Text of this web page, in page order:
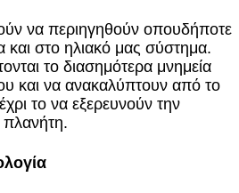
να περιηγηθούν οπουδήποτε
στο ηλιακό μας σύστημα.
το διασημότερα μνημεία
και να ανακαλύπτουν από το
το να εξερευνούν την
πλανήτη.